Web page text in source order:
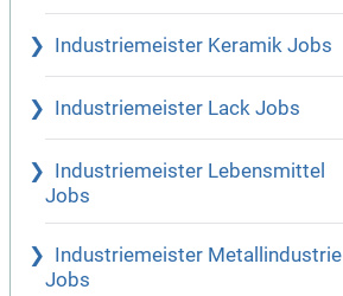
Industriemeister Keramik Jobs
Industriemeister Lack Jobs
Industriemeister Lebensmittel
Jobs
Industriemeister Metallindustrie
Jobs